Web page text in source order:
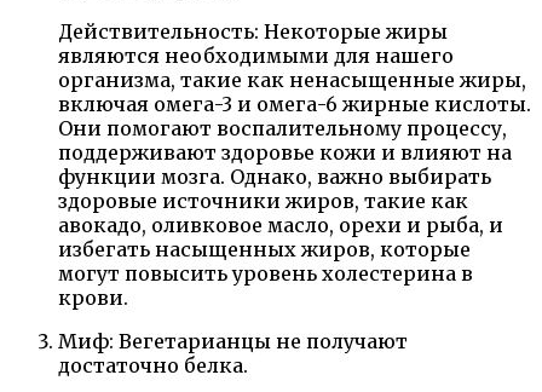
Действительность: Некоторые жиры
являются необходимыми для нашего
организма, такие как ненасыщенные жиры,
включая омега-3 и омега-6 жирные кислоты.
Они помогают воспалительному процессу,
поддерживают здоровье кожи и влияют на
функции мозга. Однако, важно выбирать
здоровые источники жиров, такие как
авокадо, оливковое масло, орехи и рыба, и
избегать насыщенных жиров, которые
могут повысить уровень холестерина в
крови.
Миф: Вегетарианцы не получают
достаточно белка.